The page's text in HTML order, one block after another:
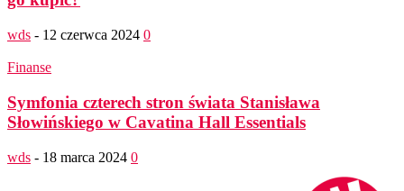
wds - 12 czerwca 2024 0
Finanse
Symfonia czterech stron świata Stanisława
Słowińskiego w Cavatina Hall Essentials
wds - 18 marca 2024 0